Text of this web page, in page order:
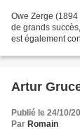
Owe Zerge
de grands
est également
Artur
Publié le 24/10/
Par Romain